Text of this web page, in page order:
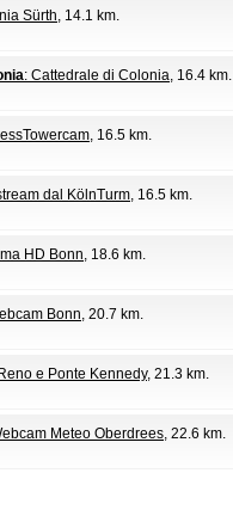
Sürth, 14.1 km.
: Cattedrale di Colonia, 16.4 km.
, 16.5 km.
dal KölnTurm, 16.5 km.
HD Bonn, 18.6 km.
Bonn, 20.7 km.
e Ponte Kennedy, 21.3 km.
Meteo Oberdrees, 22.6 km.